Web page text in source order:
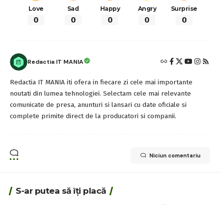
Love
0
Sad
0
Happy
0
Angry
0
Surprise
0
Redactia IT MANIA
Redactia IT MANIA iti ofera in fiecare zi cele mai importante
noutati din lumea tehnologiei. Selectam cele mai relevante
comunicate de presa, anunturi si lansari cu date oficiale si
complete primite direct de la producatori si companii.
Niciun comentariu
S-ar putea să îți placă